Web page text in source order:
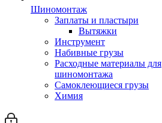
Шиномонтаж
Заплаты и пластыри
Вытяжки
Инструмент
Набивные грузы
Расходные материалы для
шиномонтажа
Самоклеющиеся грузы
Химия